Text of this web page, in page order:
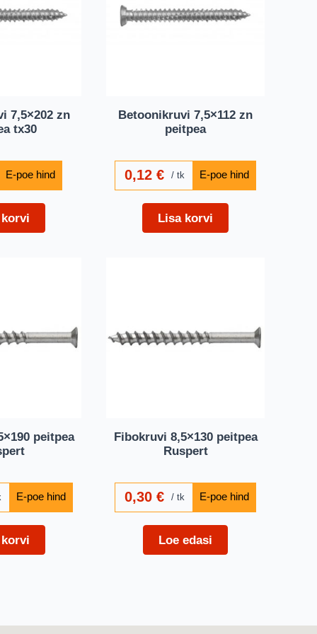
7,5×202 zn
tx30
Betoonikruvi 7,5×112 zn
peitpea
0,12€ tk
Lisa korvi
peitpea
Fibokruvi 8,5×130 peitpea
Ruspert
0,30€ tk
Loe edasi